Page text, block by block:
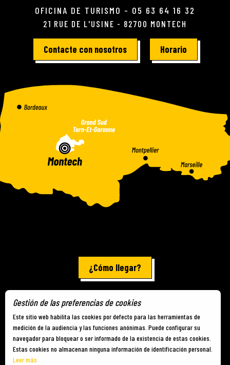
OFICINA DE TURISMO - 05 63 64 16 32
21 RUE DE L'USINE - 82700 MONTECH
Contacte con nosotros Horario
¿Cómo llegar?
Información jurídica - Mapa del sitio
Gestión de las preferencias de cookies
Este sitio web habilita las cookies por defecto para las herramientas de
medición de la audiencia y las funciones anónimas. Puede configurar su
navegador para bloquear o ser informado de la existencia de estas cookies.
Estas cookies no almacenan ninguna información de identificación personal.
Leer más